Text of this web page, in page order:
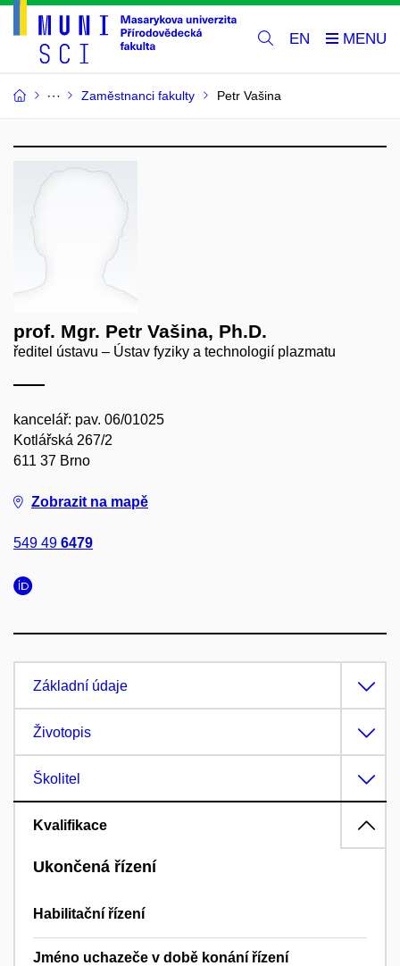
EN
Zaměstnanci fakulty Petr Vašina
prof. Mgr. Petr Vašina, Ph.D.
ředitel ústavu – Ústav fyziky a technologií plazmatu
kancelář: pav. 06/01025
Kotlářská 267/2
611 37 Brno
Zobrazit na mapě
549 49 6479
Základní údaje
Životopis
Školitel
Kvalifikace
Ukončená řízení
Habilitační řízení
Jméno uchazeče v době konání řízení